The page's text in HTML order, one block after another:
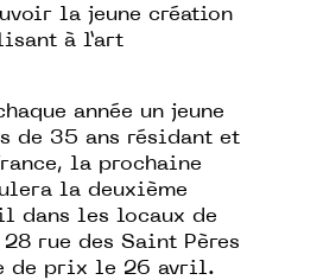
la jeune création
à l’art
année un jeune
de 35 ans résidant et
la prochaine
la deuxième
dans les locaux de
rue des Saint Pères
de prix le 26 avril.